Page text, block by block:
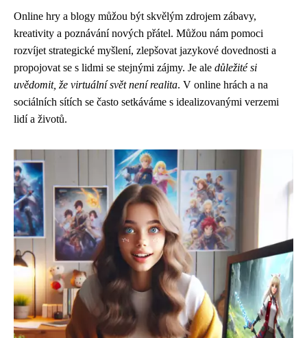
Online hry a blogy můžou být skvělým zdrojem zábavy,
kreativity a poznávání nových přátel. Můžou nám pomoci
rozvíjet strategické myšlení, zlepšovat jazykové dovednosti a
propojovat se s lidmi se stejnými zájmy. Je ale důležité si
uvědomit, že virtuální svět není realita. V online hrách a na
sociálních sítích se často setkáváme s idealizovanými verzemi
lidí a životů.